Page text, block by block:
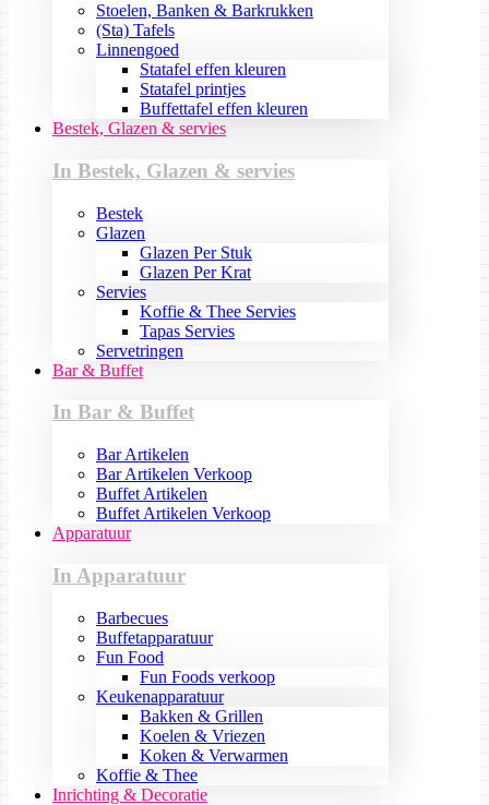
Stoelen, Banken & Barkrukken
(Sta) Tafels
Linnengoed
Statafel effen kleuren
Statafel printjes
Buffettafel effen kleuren
Bestek, Glazen & servies
In Bestek, Glazen & servies
Bestek
Glazen
Glazen Per Stuk
Glazen Per Krat
Servies
Koffie & Thee Servies
Tapas Servies
Servetringen
Bar & Buffet
In Bar & Buffet
Bar Artikelen
Bar Artikelen Verkoop
Buffet Artikelen
Buffet Artikelen Verkoop
Apparatuur
In Apparatuur
Barbecues
Buffetapparatuur
Fun Food
Fun Foods verkoop
Keukenapparatuur
Bakken & Grillen
Koelen & Vriezen
Koken & Verwarmen
Koffie & Thee
Inrichting & Decoratie